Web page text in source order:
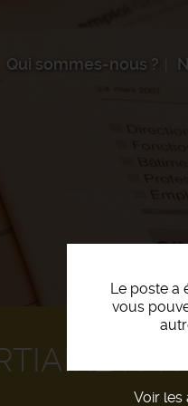
Qui sommes-nous ?
Le poste a
vous
Voir les
F/H